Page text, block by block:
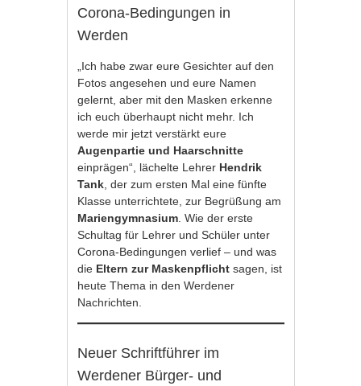
Corona-Bedingungen in
Werden
„Ich habe zwar eure Gesichter auf den
Fotos angesehen und eure Namen
gelernt, aber mit den Masken erkenne
ich euch überhaupt nicht mehr. Ich
werde mir jetzt verstärkt eure
Augenpartie und Haarschnitte
einprägen“, lächelte Lehrer Hendrik
Tank , der zum ersten Mal eine fünfte
Klasse unterrichtete, zur Begrüßung am
Mariengymnasium . Wie der erste
Schultag für Lehrer und Schüler unter
Corona-Bedingungen verlief – und was
die Eltern zur Maskenpflicht sagen, ist
heute Thema in den Werdener
Nachrichten.
Neuer Schriftführer im
Werdener Bürger- und